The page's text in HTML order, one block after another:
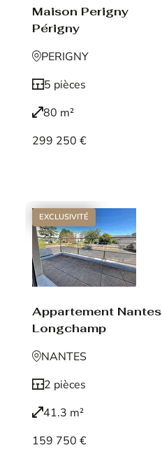
Maison Perigny
Périgny
PERIGNY
5 pièces
80 m²
299 250 €
EXCLUSIVITÉ
Appartement Nantes
Longchamp
NANTES
2 pièces
41.3 m²
159 750 €